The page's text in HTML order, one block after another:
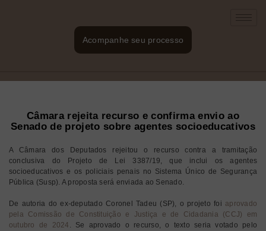
Acompanhe seu processo
Câmara rejeita recurso e confirma envio ao
Senado de projeto sobre agentes socioeducativos
A Câmara dos Deputados rejeitou o recurso contra a tramitação
conclusiva do Projeto de Lei 3387/19, que inclui os agentes
socioeducativos e os policiais penais no Sistema Único de Segurança
Pública (Susp). A proposta será enviada ao Senado.
De autoria do ex-deputado Coronel Tadeu (SP), o projeto foi aprovado
pela Comissão de Constituição e Justiça e de Cidadania (CCJ) em
outubro de 2024 . Se aprovado o recurso, o texto seria votado pelo